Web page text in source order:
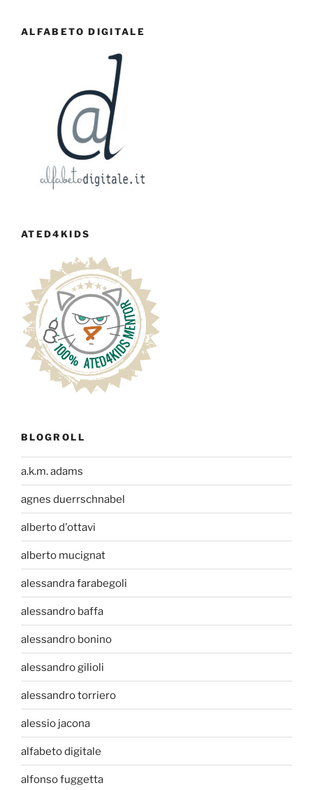
ALFABETO DIGITALE
ATED4KIDS
BLOGROLL
a.k.m. adams
agnes duerrschnabel
alberto d'ottavi
alberto mucignat
alessandra farabegoli
alessandro baffa
alessandro bonino
alessandro gilioli
alessandro torriero
alessio jacona
alfabeto digitale
alfonso fuggetta